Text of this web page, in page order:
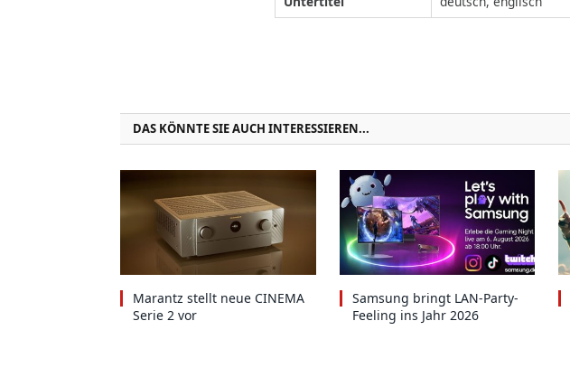
DAS KÖNNTE SIE AUCH INTERESSIEREN...
Marantz stellt neue CINEMA
Serie 2 vor
Samsung bringt LAN-Party-
Feeling ins Jahr 2026